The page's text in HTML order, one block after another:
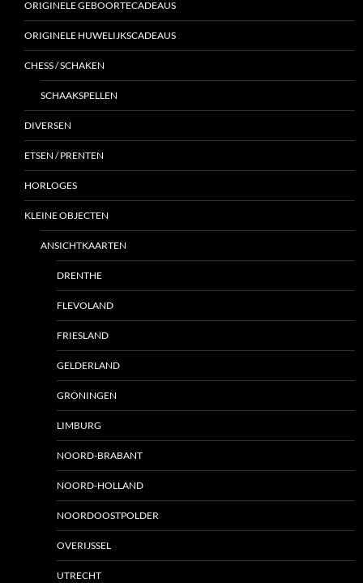
ORIGINELE GEBOORTECADEAUS
ORIGINELE HUWELIJKSCADEAUS
CHESS / SCHAKEN
SCHAAKSPELLEN
DIVERSEN
ETSEN / PRENTEN
HORLOGES
KLEINE OBJECTEN
ANSICHTKAARTEN
DRENTHE
FLEVOLAND
FRIESLAND
GELDERLAND
GRONINGEN
LIMBURG
NOORD-BRABANT
NOORD-HOLLAND
NOORDOOSTPOLDER
OVERIJSSEL
UTRECHT